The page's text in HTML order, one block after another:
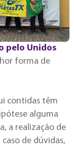
pelo Unidos
forma de
contidas têm
alguma
a realização de
de dúvidas,